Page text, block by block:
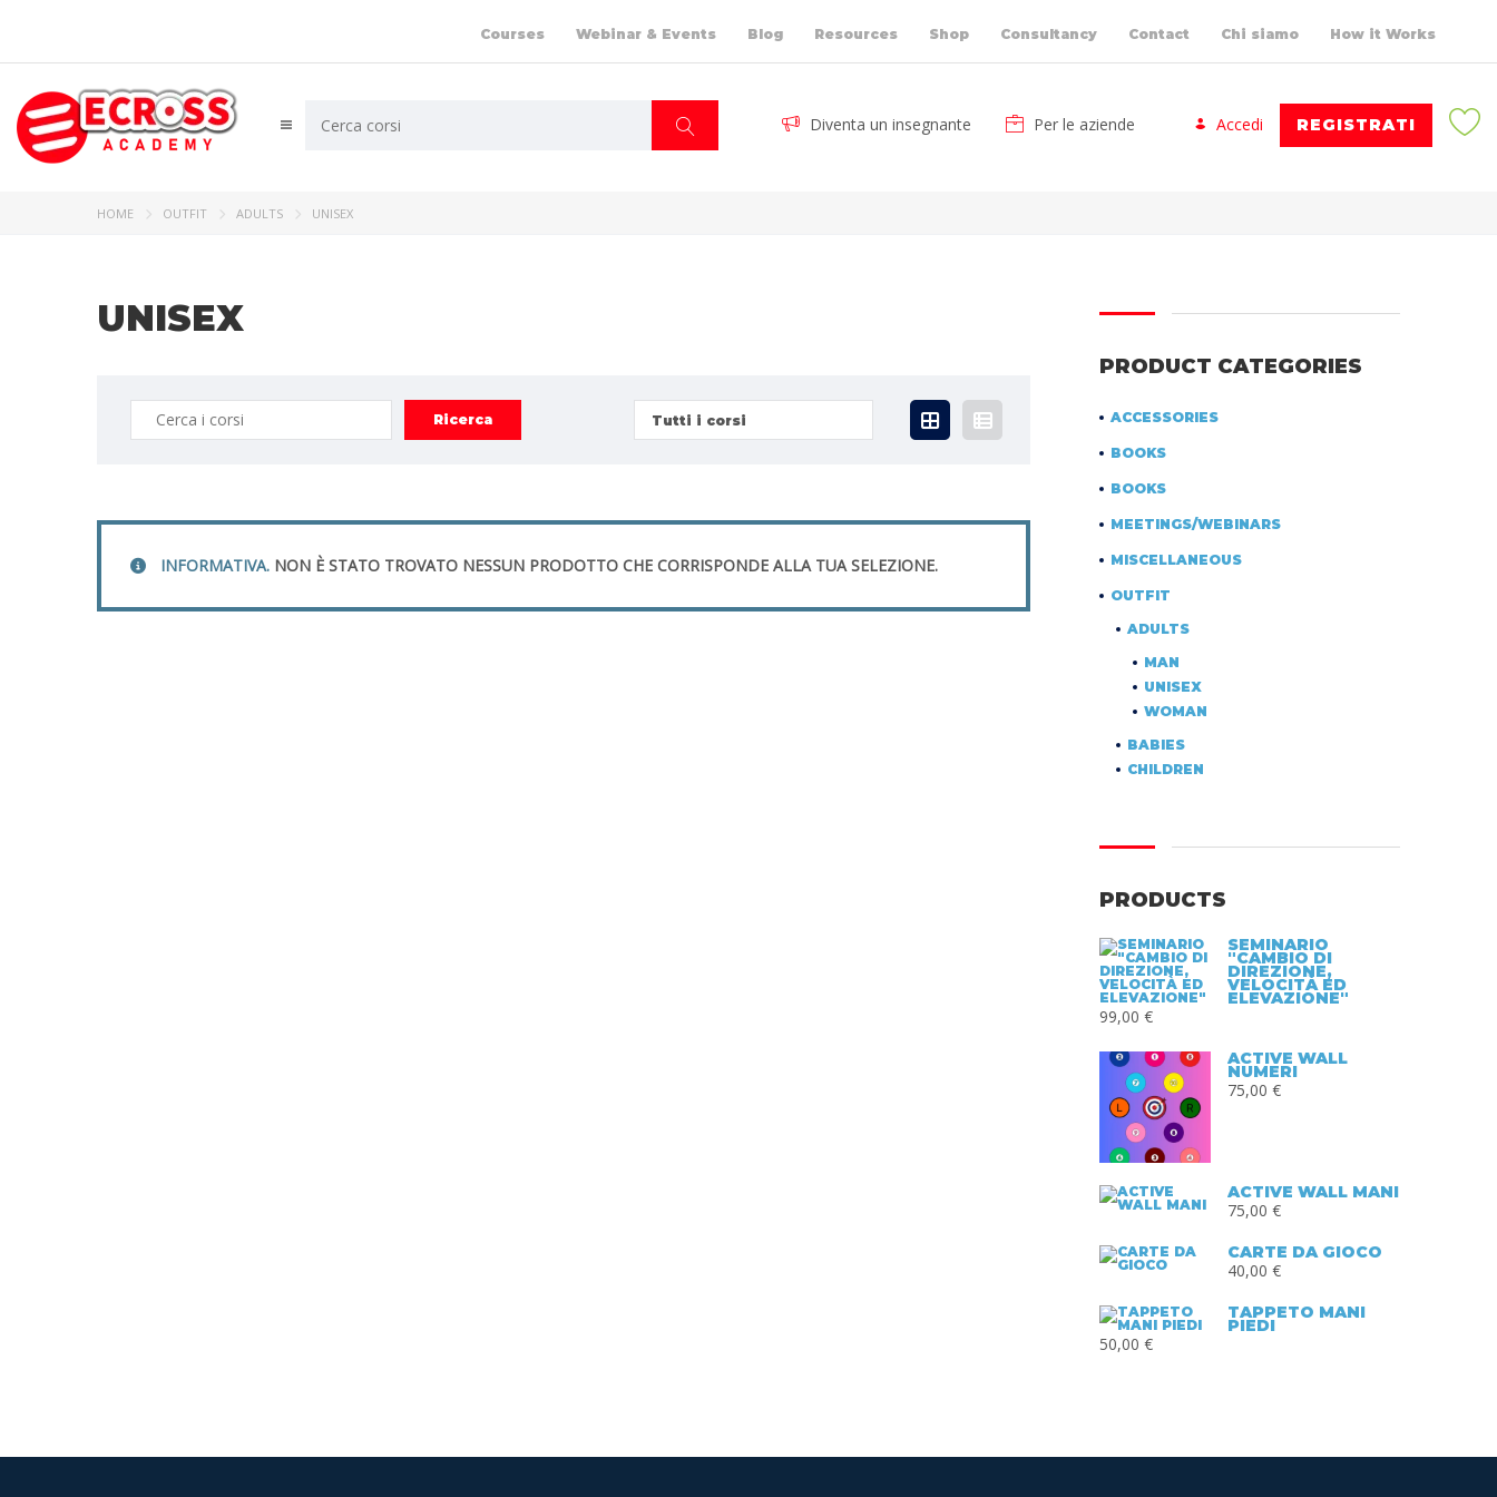
Courses Webinar & Events Blog Resources Shop Consultancy Contact Chi siamo How it Works
Diventa un insegnante Per le aziende Accedi REGISTRATI
HOME OUTFIT ADULTS UNISEX
UNISEX
Ricerca: Tutti i corsi
INFORMATIVA. NON È STATO TROVATO NESSUN PRODOTTO CHE CORRISPONDE ALLA TUA SELEZIONE.
PRODUCT CATEGORIES
ACCESSORIES
BOOKS
BOOKS
MEETINGS/WEBINARS
MISCELLANEOUS
OUTFIT
ADULTS
MAN
UNISEX
WOMAN
BABIES
CHILDREN
PRODUCTS
SEMINARIO
"CAMBIO DI
DIREZIONE,
VELOCITÀ ED
ELEVAZIONE"
99,00 €
ACTIVE WALL
NUMERI
75,00 €
ACTIVE WALL MANI
75,00 €
CARTE DA GIOCO
40,00 €
TAPPETO MANI
PIEDI
50,00 €